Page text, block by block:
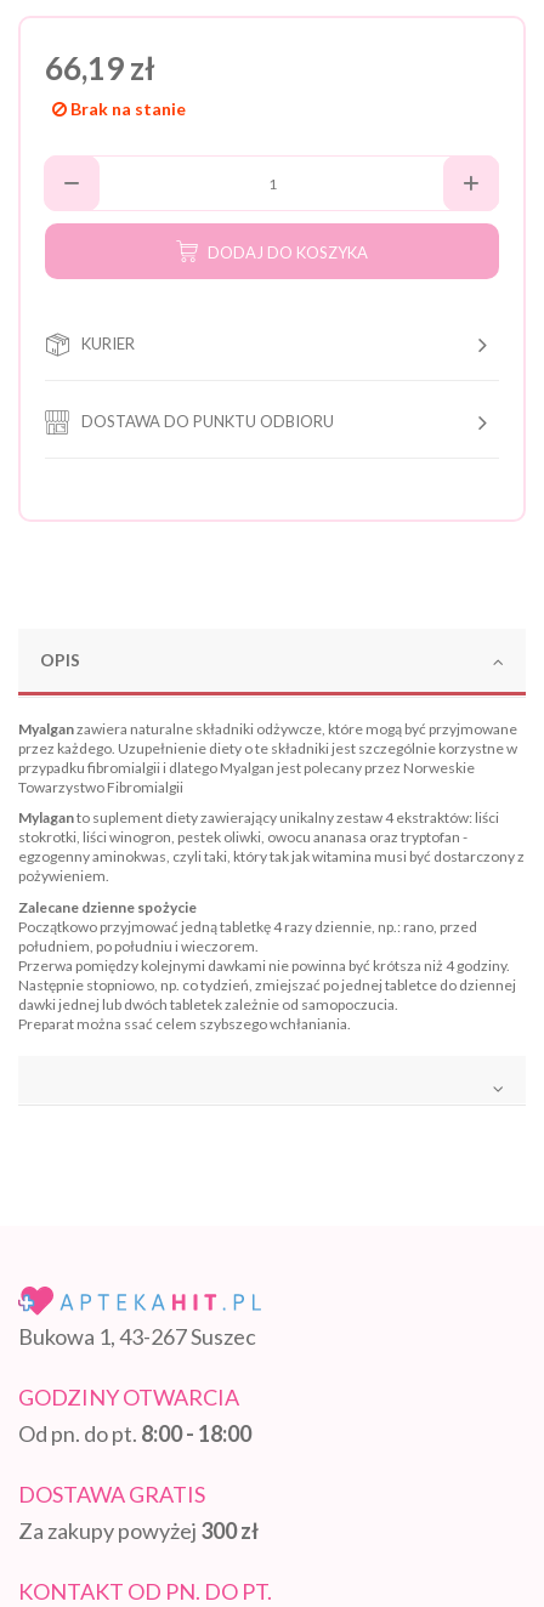
66,19 zł
Brak na stanie
DODAJ DO KOSZYKA
KURIER
DOSTAWA DO PUNKTU ODBIORU
OPIS
Myalganzawiera naturalne składniki odżywcze, które mogą być przyjmowane
przez każdego. Uzupełnienie diety o te składniki jest szczególnie korzystne w
przypadku fibromialgii i dlatego Myalgan jest polecany przez Norweskie
Towarzystwo Fibromialgii
Mylaganto suplement diety zawierający unikalny zestaw 4 ekstraktów: liści
stokrotki, liści winogron, pestek oliwki, owocu ananasa oraz tryptofan -
egzogenny aminokwas, czyli taki, który tak jak witamina musi być dostarczony z
pożywieniem.
Zalecane dzienne spożycie
Początkowo przyjmować jedną tabletkę 4 razy dziennie, np.: rano, przed
południem, po południu i wieczorem.
Przerwa pomiędzy kolejnymi dawkami nie powinna być krótsza niż 4 godziny.
Następnie stopniowo, np. co tydzień, zmiejszać po jednej tabletce do dziennej
dawki jednej lub dwóch tabletek zależnie od samopoczucia.
Preparat można ssać celem szybszego wchłaniania.
Bukowa 1, 43-267 Suszec
GODZINY OTWARCIA
Od pn. do pt. 8:00 - 18:00
DOSTAWA GRATIS
Za zakupy powyżej 300 zł
KONTAKT OD PN. DO PT.